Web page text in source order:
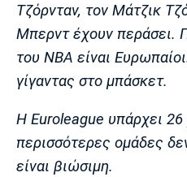
Μάντσεστερ
Γιουνάιτεντ
Λίβερπουλ
Τζόρνταν, τον Μάτζικ
Μπερντ έχουν περάσει.
του ΝΒΑ είναι
γίγαντας στο μπάσκετ.
Η Euroleague υπάρχει 26
περισσότερες ομάδες
είναι βιώσιμη.